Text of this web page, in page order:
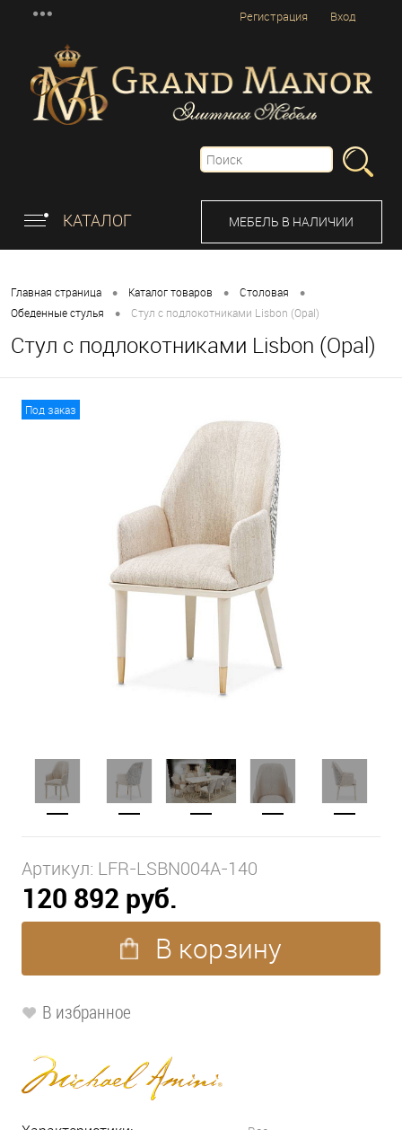
Вход
Регистрация
КАТАЛОГ МЕБЕЛЬ В НАЛИЧИИ
Главная страница • Каталог товаров • Столовая •
Обеденные стулья • Стул с подлокотниками Lisbon (Opal)
Стул с подлокотниками Lisbon (Opal)
Под заказ
Артикул: LFR-LSBN004A-140
120 892 руб.
В корзину
В избранное